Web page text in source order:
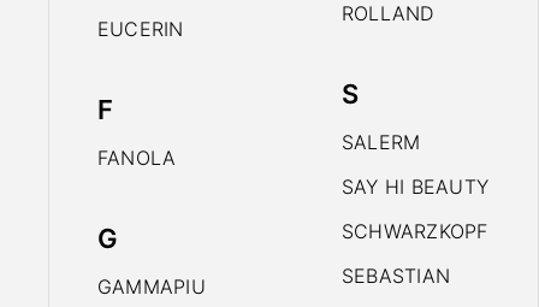
EUCERIN
F
FANOLA
G
GAMMAPIU
ROLLAND
S
SALERM
SAY HI BEAUTY
SCHWARZKOPF
SEBASTIAN